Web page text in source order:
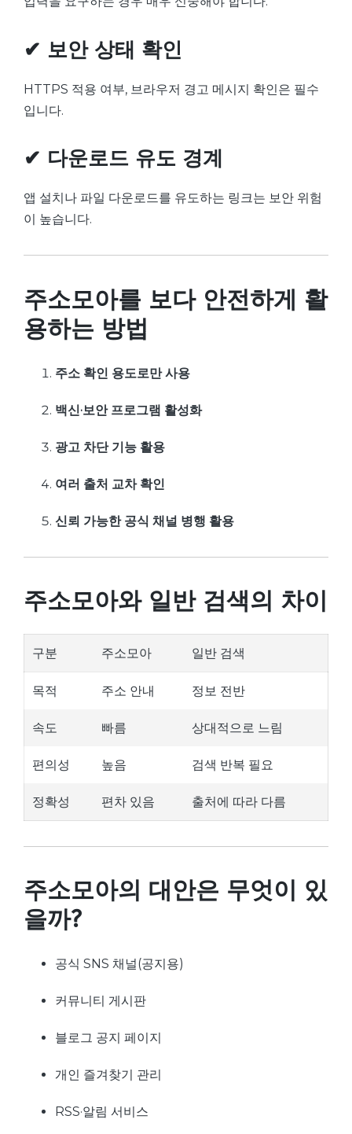
✔ 보안 상태 확인
HTTPS 적용 여부, 브라우저 경고 메시지 확인은 필수
입니다.
✔ 다운로드 유도 경계
앱 설치나 파일 다운로드를 유도하는 링크는 보안 위험
이 높습니다.
주소모아를 보다 안전하게 활
용하는 방법
주소 확인 용도로만 사용
백신·보안 프로그램 활성화
광고 차단 기능 활용
여러 출처 교차 확인
신뢰 가능한 공식 채널 병행 활용
주소모아와 일반 검색의 차이
구분 주소모아 일반 검색
목적 주소 안내 정보 전반
속도 빠름 상대적으로 느림
편의성 높음 검색 반복 필요
정확성 편차 있음 출처에 따라 다름
주소모아의 대안은 무엇이 있
을까?
공식 SNS 채널(공지용)
커뮤니티 게시판
블로그 공지 페이지
개인 즐겨찾기 관리
RSS·알림 서비스